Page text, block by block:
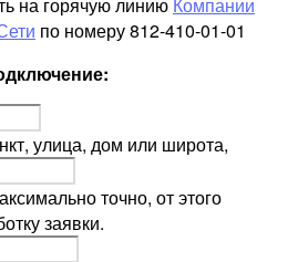
по номеру 812-410-01-01
улица, дом или широта,
точно, от этого
заявки.